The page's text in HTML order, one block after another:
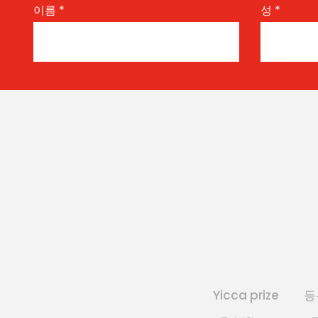
이름 * 성 *
Yicca prize